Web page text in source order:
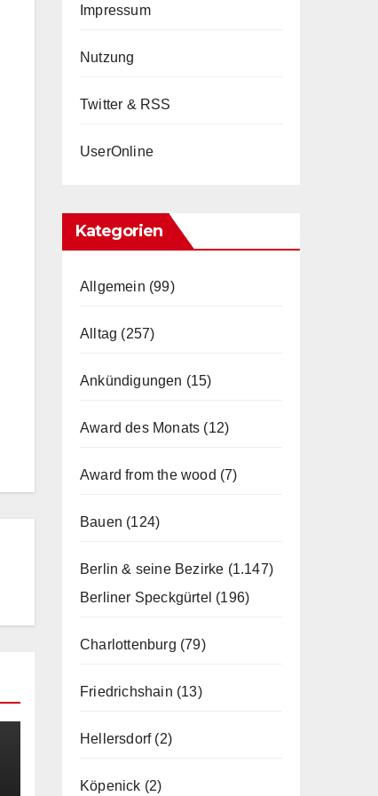
Impressum
Nutzung
Twitter & RSS
UserOnline
Kategorien
Allgemein (99)
Alltag (257)
Ankündigungen (15)
Award des Monats (12)
Award from the wood (7)
Bauen (124)
Berlin & seine Bezirke (1.147)
Berliner Speckgürtel (196)
Charlottenburg (79)
Friedrichshain (13)
Hellersdorf(2)
Köpenick (2)